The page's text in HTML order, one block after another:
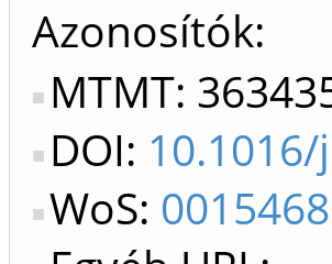
Azonosítók
MTMT:
DOI:
WoS: